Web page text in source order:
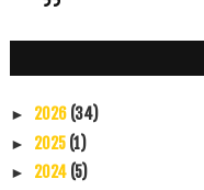
► 2026 (34)
► 2025 (1)
► 2024 (5)